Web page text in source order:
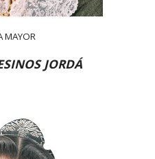
MAYOR
JORDÁ